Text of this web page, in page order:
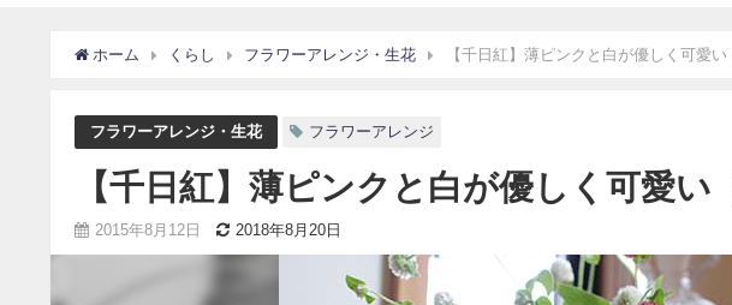
ホーム くらし フラワーアレンジ・生花 【千日紅】薄ピンクと白が優しく可愛い
フラワーアレンジ・生花 フラワーアレンジ
【千日紅】薄ピンクと白が優しく可愛い
2015年8月12日 2018年8月20日